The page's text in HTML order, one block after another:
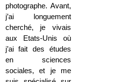
photographe. Avant,
j’ai longuement
cherché, je vivais
aux Etats-Unis où
j’ai fait des études
en sciences
sociales, et je me